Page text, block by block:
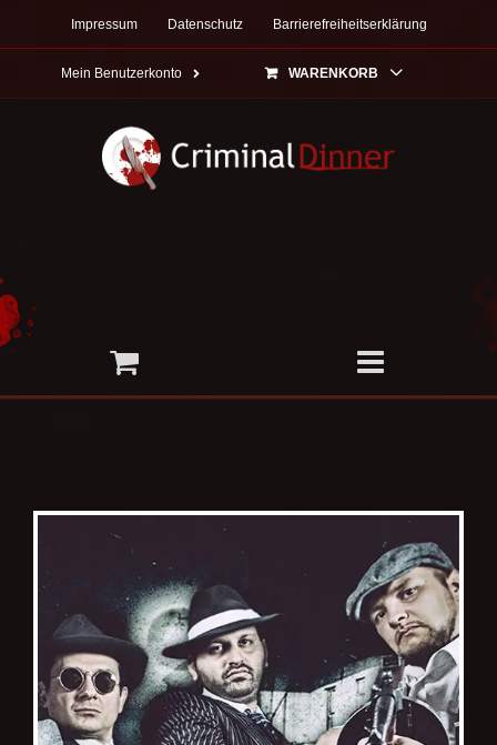
Impressum Datenschutz Barrierefreiheitserklärung
Mein Benutzerkonto WARENKORB